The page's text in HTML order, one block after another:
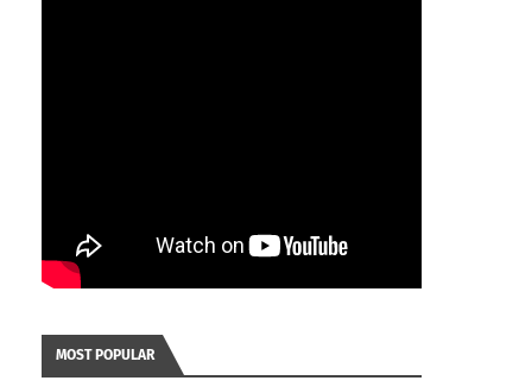
MOST POPULAR